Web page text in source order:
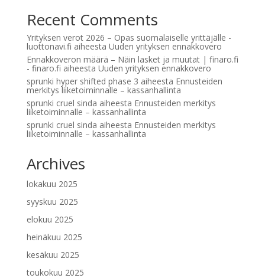
Recent Comments
Yrityksen verot 2026 – Opas suomalaiselle yrittäjälle -
luottonavi.fi aiheesta Uuden yrityksen ennakkovero
Ennakkoveron määrä – Näin lasket ja muutat | finaro.fi
- finaro.fi aiheesta Uuden yrityksen ennakkovero
sprunki hyper shifted phase 3 aiheesta Ennusteiden
merkitys liiketoiminnalle – kassanhallinta
sprunki cruel sinda aiheesta Ennusteiden merkitys
liiketoiminnalle – kassanhallinta
sprunki cruel sinda aiheesta Ennusteiden merkitys
liiketoiminnalle – kassanhallinta
Archives
lokakuu 2025
syyskuu 2025
elokuu 2025
heinäkuu 2025
kesäkuu 2025
toukokuu 2025